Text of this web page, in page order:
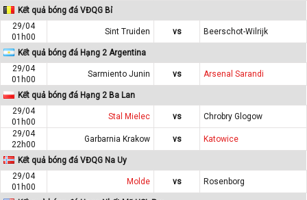
Kết quả bóng đá VĐQG Bỉ
29/04
01h00
Sint Truiden vs Beerschot-Wilrijk
Kết quả bóng đá Hạng 2 Argentina
29/04
01h00
Sarmiento Junin vs Arsenal Sarandi
Kết quả bóng đá Hạng 2 Ba Lan
29/04
01h00
Stal Mielec vs
Chrobry Glogow
29/04
22h00
Garbarnia Krakow vs Katowice
Kết quả bóng đá VĐQG Na Uy
29/04
01h00
Molde vs Rosenborg